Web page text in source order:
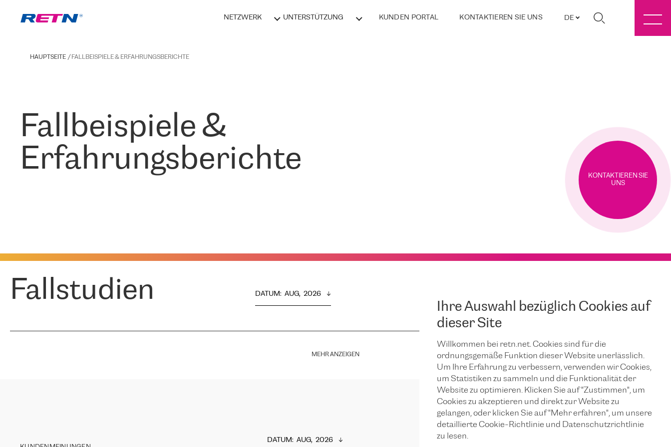
NETZWERK UNTERSTÜTZUNG KUNDEN PORTAL KONTAKTIEREN SIE UNS DE
Ihre Auswahl bezüglich Cookies auf
dieser Site
Willkommen bei retn.net. Cookies sind für die
ordnungsgemäße Funktion dieser Website unerlässlich.
Um Ihre Erfahrung zu verbessern, verwenden wir Cookies,
um Statistiken zu sammeln und die Funktionalität der
Website zu optimieren. Klicken Sie auf "Zustimmen", um
Cookies zu akzeptieren und direkt zur Website zu
gelangen, oder klicken Sie auf "Mehr erfahren", um unsere
detaillierte Cookie-Richtlinie und Datenschutzrichtlinie
zu lesen.
HAUPTSEITE FALLBEISPIELE & ERFAHRUNGSBERICHTE
Fallbeispiele &
Erfahrungsberichte
KONTAKTIEREN SIE
UNS
Fallstudien DATUM: AUG,  2026
MEHR ANZEIGEN
DATUM: AUG,  2026